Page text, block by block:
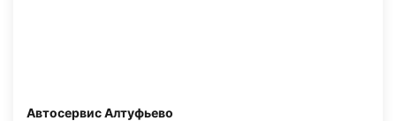
Автосервис Алтуфьево